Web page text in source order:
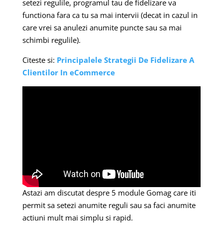
setezi regulile, programul tau de fidelizare va
functiona fara ca tu sa mai intervii (decat in cazul in
care vrei sa anulezi anumite puncte sau sa mai
schimbi regulile).
Citeste si: Principalele Strategii De Fidelizare A
Clientilor In eCommerce
Astazi am discutat despre 5 module Gomag care iti
permit sa setezi anumite reguli sau sa faci anumite
actiuni mult mai simplu si rapid.